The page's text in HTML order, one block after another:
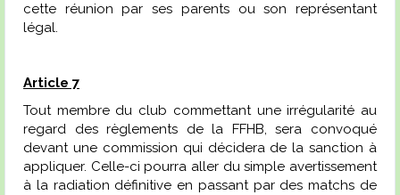
cette réunion par ses parents ou son représentant
légal.
Article 7
Tout membre du club commettant une irrégularité au
regard des règlements de la FFHB, sera convoqué
devant une commission qui décidera de la sanction à
appliquer. Celle-ci pourra aller du simple avertissement
à la radiation définitive en passant par des matchs de